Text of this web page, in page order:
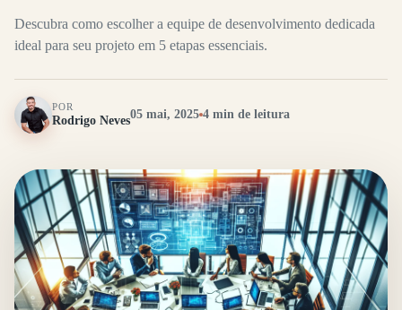
Descubra como escolher a equipe de desenvolvimento dedicada
ideal para seu projeto em 5 etapas essenciais.
POR
Rodrigo Neves05 mai, 2025 4 min de leitura